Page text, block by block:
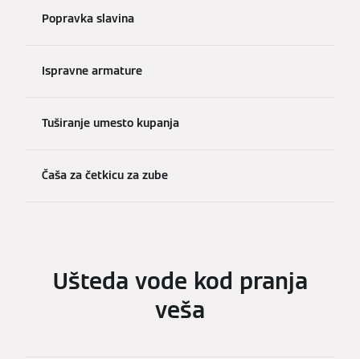
Popravka slavina
Ispravne armature
Tuširanje umesto kupanja
Čaša za četkicu za zube
Ušteda vode kod pranja
veša